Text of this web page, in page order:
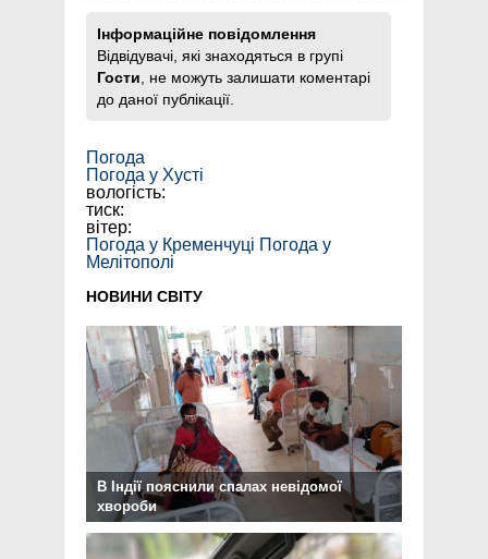
Інформаційне повідомлення
Відвідувачі, які знаходяться в групі
Гости, не можуть залишати коментарі
до даної публікації.
Погода
Погода у Хусті
вологість:
тиск:
вітер:
Погода у Кременчуці Погода у
Мелітополі
НОВИНИ СВІТУ
В Індії пояснили спалах невідомої
хвороби